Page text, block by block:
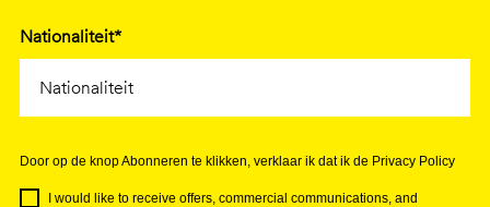
Nationaliteit*
Door op de knop Abonneren te klikken, verklaar ik dat ik de Privacy Policy
I would like to receive offers, commercial communications, and